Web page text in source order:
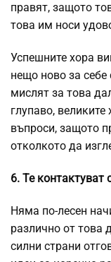
правят, защото
това им носи
Успешните хора
нещо ново за себе
мислят за това
глупаво,
въпроси, защото
отколкото да
6. Те контактуват
Няма по-лесен
различно от това
силни страни